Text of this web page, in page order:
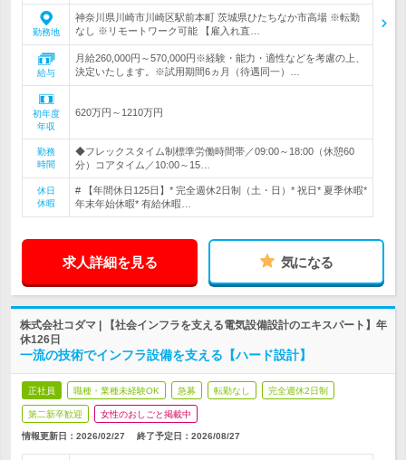
勤務地
神奈川県川崎市川崎区駅前本町 茨城県ひたちなか市高場 ※転勤
なし ※リモートワーク可能 【雇入れ直…
給与
月給260,000円～570,000円※経験・能力・適性などを考慮の上、
決定いたします。※試用期間6ヵ月（待遇同一）…
初年度
年収
620万円～1210万円
勤務
時間
◆フレックスタイム制標準労働時間帯／09:00～18:00（休憩60
分）コアタイム／10:00～15…
休日
休暇
# 【年間休日125日】* 完全週休2日制（土・日）* 祝日* 夏季休暇*
年末年始休暇* 有給休暇…
求人詳細を見る 気になる
株式会社コダマ | 【社会インフラを支える電気設備設計のエキスパート】年
休126日
一流の技術でインフラ設備を支える【ハード設計】
正社員 職種・業種未経験OK 急募 転勤なし 完全週休2日制
第二新卒歓迎 女性のおしごと掲載中
情報更新日：2026/02/27 終了予定日： 2026/08/27